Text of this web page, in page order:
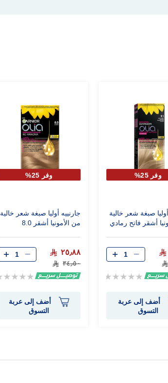
وفر 25%
صبغة شعر خالية
أشقر فاتح رمادي
Rating:
أضف إلى عربة
التسوق
وفر 25%
جارنييه أوليا صبغة شعر خالية
من الأمونيا أشقر 8.0
٢٥٫٨٨
٣٤٫٥٠
Rating:
أضف إلى عربة
التسوق